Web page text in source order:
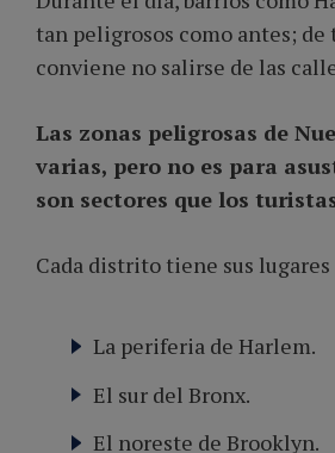
tan peligrosos como antes; de
conviene no salirse de las
Las zonas peligrosas de
varias, pero no es para
son sectores que los
Cada distrito tiene sus
La periferia de Harlem.
El sur del Bronx.
El noreste de Brooklyn.